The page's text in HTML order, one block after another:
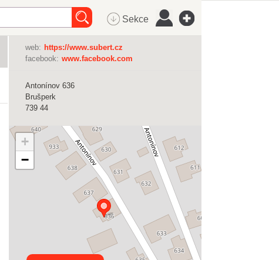
Sekce
web: https://www.subert.cz
facebook: www.facebook.com
Antonínov 636
Brušperk
739 44
+
−